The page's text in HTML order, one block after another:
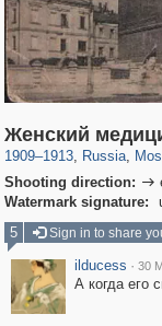
Женский
1909–1913, Russia,
319,780
Shooting direction: 
Watermark signature:
5
Sign in to share
ilducess · 30
А когда его